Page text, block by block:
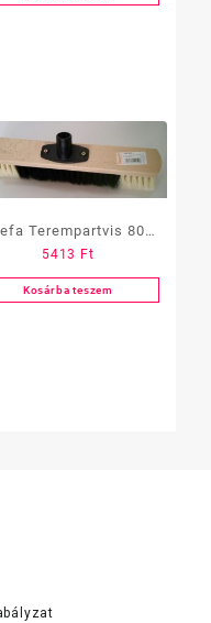
Terempartvis 80
cm-es / lószőr/
5413 Ft
Kosárba teszem